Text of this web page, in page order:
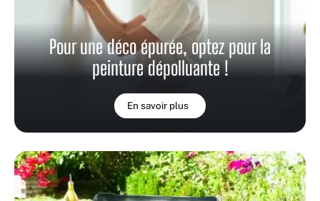
Pour une déco épurée, optez pour la
peinture dépolluante !
En savoir plus